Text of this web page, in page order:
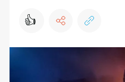
👍